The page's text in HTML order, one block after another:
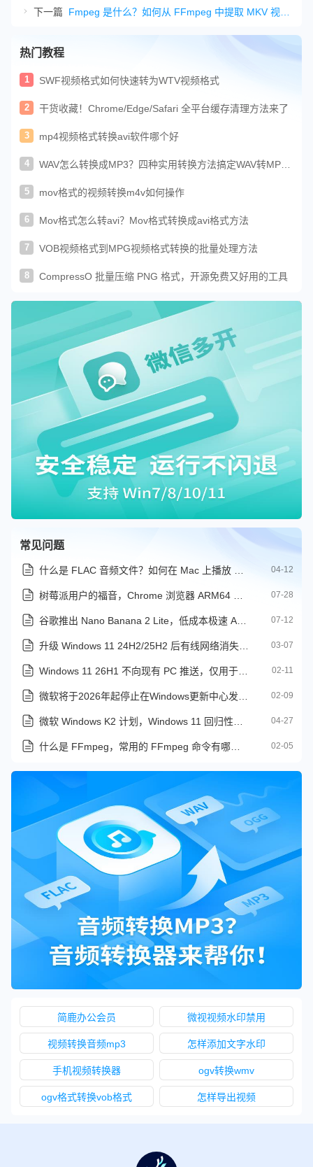
下一篇
热门教程
1 SWF视频格式如何快速转为WTV视频格式
2 干货收藏！Chrome/Edge/Safari 全平台缓存清理方法来了
3 mp4视频格式转换avi软件哪个好
4
WAV怎么转换成MP3？四种实用转换方法搞定WAV转MP3
5 mov格式的视频转换m4v如何操作
6 Mov格式怎么转avi？Mov格式转换成avi格式方法
7 VOB视频格式到MPG视频格式转换的批量处理方法
8 CompressO 批量压缩 PNG 格式，开源免费又好用的工具
常见问题
04-12
07-28
07-12
03-07
02-11
02-09
04-27
02-05
简鹿办公会员 微视视频水印禁用
视频转换音频mp3 怎样添加文字水印
手机视频转换器 ogv转换wmv
ogv格式转换vob格式 怎样导出视频